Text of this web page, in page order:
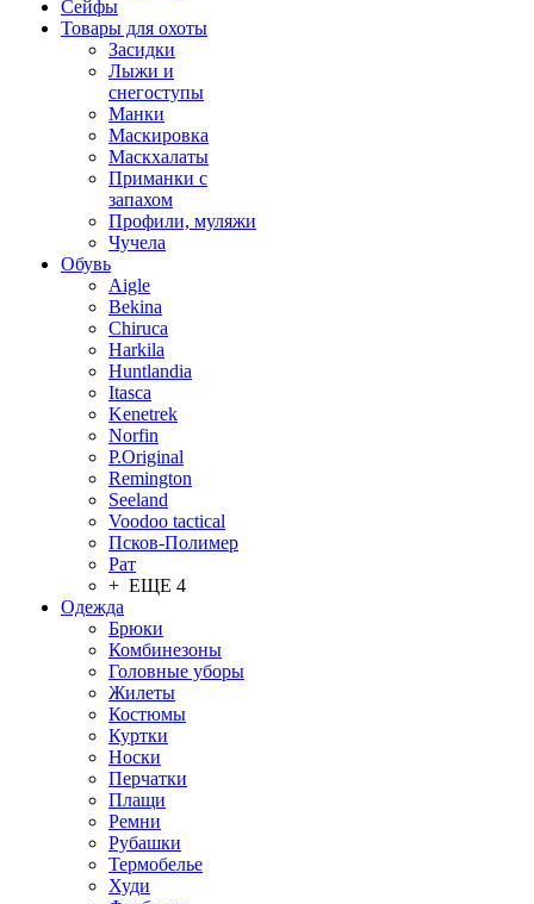
Сейфы
Товары для охоты
Засидки
Лыжи и
снегоступы
Манки
Маскировка
Маскхалаты
Приманки с
запахом
Профили, муляжи
Чучела
Обувь
Aigle
Bekina
Chiruсa
Harkila
Huntlandia
Itasca
Kenetrek
Norfin
P.Original
Remington
Seeland
Voodoo tactical
Псков-Полимер
Рат
+ ЕЩЕ 4
Одежда
Брюки
Комбинезоны
Головные уборы
Жилеты
Костюмы
Куртки
Носки
Перчатки
Плащи
Ремни
Рубашки
Термобелье
Худи